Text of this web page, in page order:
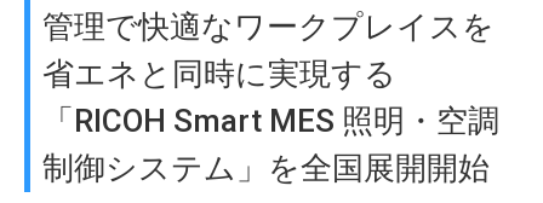
管理で快適なワークプレイスを
省エネと同時に実現する
「RICOH Smart MES 照明・空調
制御システム」を全国展開開始